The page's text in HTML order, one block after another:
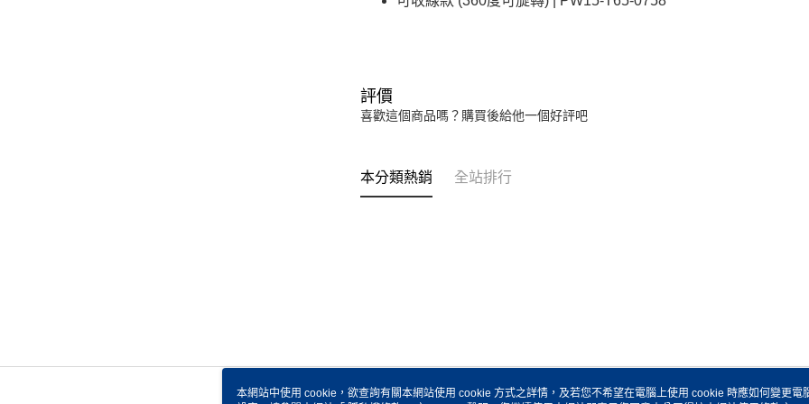
評價
喜歡這個商品嗎？購買後給他一個好評吧
本分類熱銷 全站排行
本網站中使用 cookie，欲查詢有關本網站使用 cookie 方式之詳情，及若您不希望在電腦上使用 cookie 時應如何變更電